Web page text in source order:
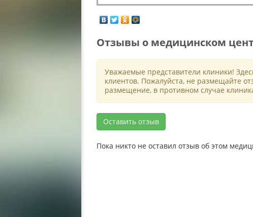
Отзывы о медицинском
Уважаемые представители клиники!
клиентов. Пожалуйста, не размещайте
размещение, в противном случае
Оставить отзыв
Пока никто не оставил отзыв об этом